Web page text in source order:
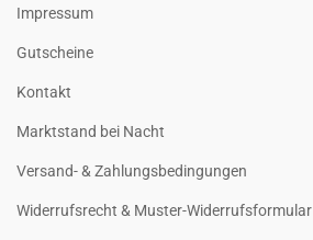
Impressum
Gutscheine
Kontakt
Marktstand bei Nacht
Versand- & Zahlungsbedingungen
Widerrufsrecht & Muster-Widerrufsformular